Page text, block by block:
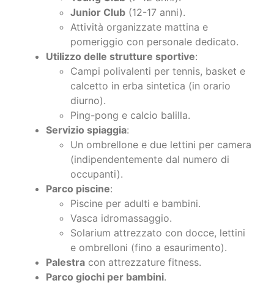
Mini-Club(4-7 anni).
Young Club(7-12 anni).
Junior Club (12-17 anni).
Attività organizzate mattina e
pomeriggio con personale dedicato.
Utilizzo delle strutture sportive:
Campi polivalenti per tennis, basket e
calcetto in erba sintetica (in orario
diurno).
Ping-pong e calcio balilla.
Servizio spiaggia:
Un ombrellone e due lettini per camera
(indipendentemente dal numero di
occupanti).
Parco piscine:
Piscine per adulti e bambini.
Vasca idromassaggio.
Solarium attrezzato con docce, lettini
e ombrelloni (fino a esaurimento).
Palestra
con attrezzature fitness.